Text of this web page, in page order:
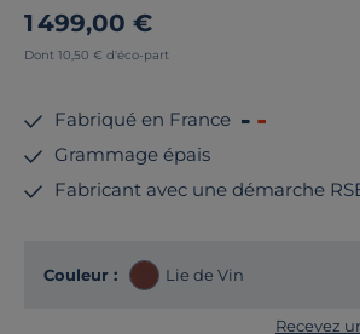
1 499,00 €
Dont 10,50 € d'éco-part
Fabriqué en France
Grammage épais
Fabricant avec une démarche
Couleur : Lie de Vin
Recevez